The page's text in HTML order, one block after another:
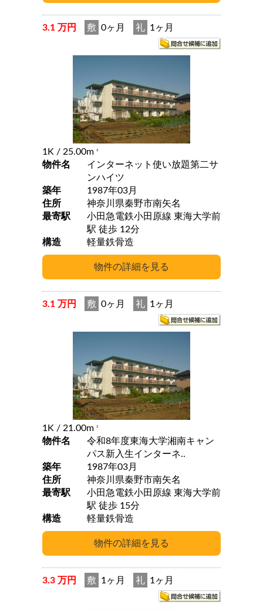
3.1 万円 敷 0ヶ月 礼 1ヶ月
1K / 25.00m 2
物件名
インターネット使い放題第二サ
ンハイツ
築年
1987年03月
住所
神奈川県秦野市南矢名
最寄駅
小田急電鉄小田原線 東海大学前
駅 徒歩 12分
構造
軽量鉄骨造
3.1 万円 敷 0ヶ月 礼 1ヶ月
1K / 21.00m 2
物件名
令和8年度東海大学湘南キャン
パス新入生インターネ..
築年
1987年03月
住所
神奈川県秦野市南矢名
最寄駅
小田急電鉄小田原線 東海大学前
駅 徒歩 15分
構造
軽量鉄骨造
3.3 万円 敷 1ヶ月 礼 1ヶ月